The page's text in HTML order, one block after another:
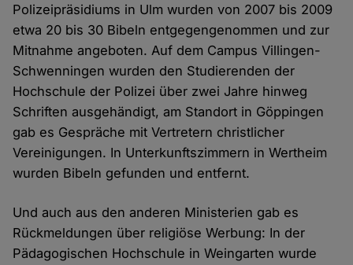
Polizeipräsidiums in Ulm wurden von 2007 bis 2009
etwa 20 bis 30 Bibeln entgegengenommen und zur
Mitnahme angeboten. Auf dem Campus Villingen-
Schwenningen wurden den Studierenden der
Hochschule der Polizei über zwei Jahre hinweg
Schriften ausgehändigt, am Standort in Göppingen
gab es Gespräche mit Vertretern christlicher
Vereinigungen. In Unterkunftszimmern in Wertheim
wurden Bibeln gefunden und entfernt.
Und auch aus den anderen Ministerien gab es
Rückmeldungen über religiöse Werbung: In der
Pädagogischen Hochschule in Weingarten wurde